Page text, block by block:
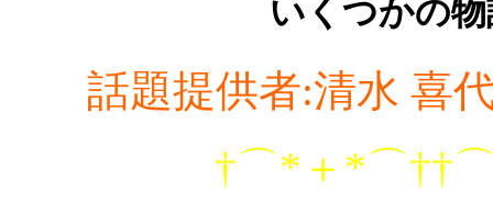
いくつかの
話題提供者:清水 喜
†⌒*＋